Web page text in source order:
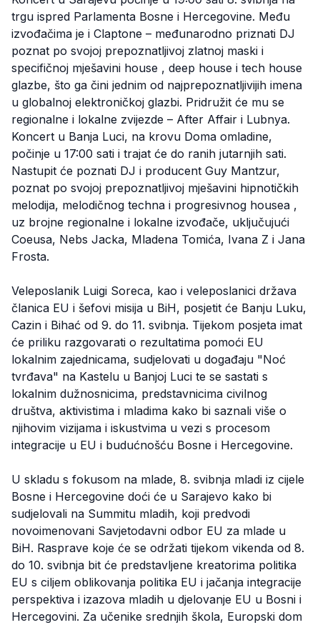
trgu ispred Parlamenta Bosne i Hercegovine. Među
izvođačima je i Claptone – međunarodno priznati DJ
poznat po svojoj prepoznatljivoj zlatnoj maski i
specifičnoj mješavini house , deep house i tech house
glazbe, što ga čini jednim od najprepoznatljivijih imena
u globalnoj elektroničkoj glazbi. Pridružit će mu se
regionalne i lokalne zvijezde – After Affair i Lubnya.
Koncert u Banja Luci, na krovu Doma omladine,
počinje u 17:00 sati i trajat će do ranih jutarnjih sati.
Nastupit će poznati DJ i producent Guy Mantzur,
poznat po svojoj prepoznatljivoj mješavini hipnotičkih
melodija, melodičnog techna i progresivnog housea ,
uz brojne regionalne i lokalne izvođače, uključujući
Coeusa, Nebs Jacka, Mladena Tomića, Ivana Z i Jana
Frosta.
Veleposlanik Luigi Soreca, kao i veleposlanici država
članica EU i šefovi misija u BiH, posjetit će Banju Luku,
Cazin i Bihać od 9. do 11. svibnja. Tijekom posjeta imat
će priliku razgovarati o rezultatima pomoći EU
lokalnim zajednicama, sudjelovati u događaju "Noć
tvrđava" na Kastelu u Banjoj Luci te se sastati s
lokalnim dužnosnicima, predstavnicima civilnog
društva, aktivistima i mladima kako bi saznali više o
njihovim vizijama i iskustvima u vezi s procesom
integracije u EU i budućnošću Bosne i Hercegovine.
U skladu s fokusom na mlade, 8. svibnja mladi iz cijele
Bosne i Hercegovine doći će u Sarajevo kako bi
sudjelovali na Summitu mladih, koji predvodi
novoimenovani Savjetodavni odbor EU za mlade u
BiH. Rasprave koje će se održati tijekom vikenda od 8.
do 10. svibnja bit će predstavljene kreatorima politika
EU s ciljem oblikovanja politika EU i jačanja integracije
perspektiva i izazova mladih u djelovanje EU u Bosni i
Hercegovini. Za učenike srednjih škola, Europski dom